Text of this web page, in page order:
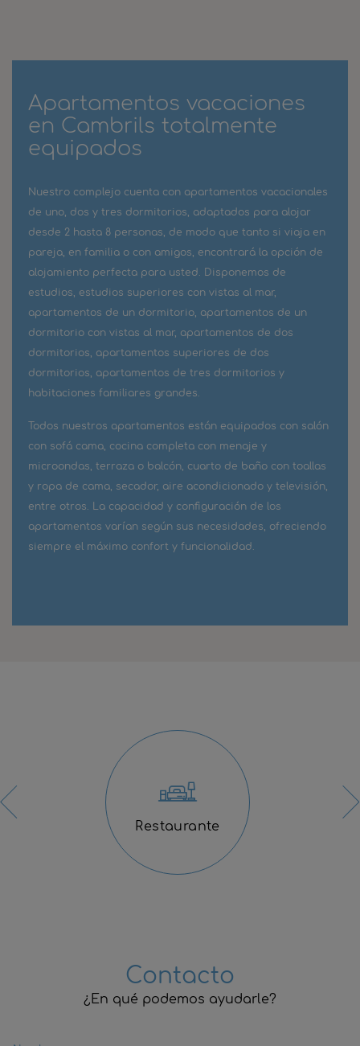
Apartamentos vacaciones
en Cambrils totalmente
equipados
Nuestro complejo cuenta con apartamentos vacacionales
de uno, dos y tres dormitorios, adaptados para alojar
desde 2 hasta 8 personas, de modo que tanto si viaja en
pareja, en familia o con amigos, encontrará la opción de
alojamiento perfecta para usted. Disponemos de
estudios, estudios superiores con vistas al mar,
apartamentos de un dormitorio, apartamentos de un
dormitorio con vistas al mar, apartamentos de dos
dormitorios, apartamentos superiores de dos
dormitorios, apartamentos de tres dormitorios y
habitaciones familiares grandes.
Todos nuestros apartamentos están equipados con salón
con sofá cama, cocina completa con menaje y
microondas, terraza o balcón, cuarto de baño con toallas
y ropa de cama, secador, aire acondicionado y televisión,
entre otros. La capacidad y configuración de los
apartamentos varían según sus necesidades, ofreciendo
siempre el máximo confort y funcionalidad.
Restaurante
Contacto
¿En qué podemos ayudarle?